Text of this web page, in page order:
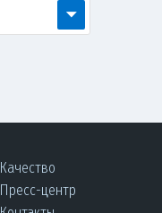
Качество
Пресс-центр